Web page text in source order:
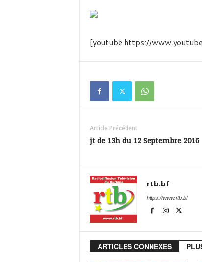
n
u
[youtube https://
Article Précédent
jt de 13h du 12 Septembre 2016
rtb.bf
https://www.rtb.bf
ARTICLES CONNEXES